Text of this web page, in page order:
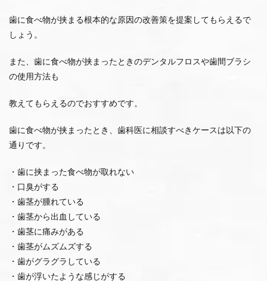
歯に食べ物が挟まる根本的な原因の改善策を提案してもらえるで
しょう。
また、歯に食べ物が挟まったときのデンタルフロスや歯間ブラシ
の使用方法も
教えてもらえるのでおすすめです。
歯に食べ物が挟まったとき、歯科医に相談すべきケースは以下の
通りです。
・歯に挟まった食べ物が取れない
・口臭がする
・歯茎が腫れている
・歯茎から出血している
・歯茎に痛みがある
・歯茎がムズムズする
・歯がグラグラしている
・歯が浮いたような感じがする